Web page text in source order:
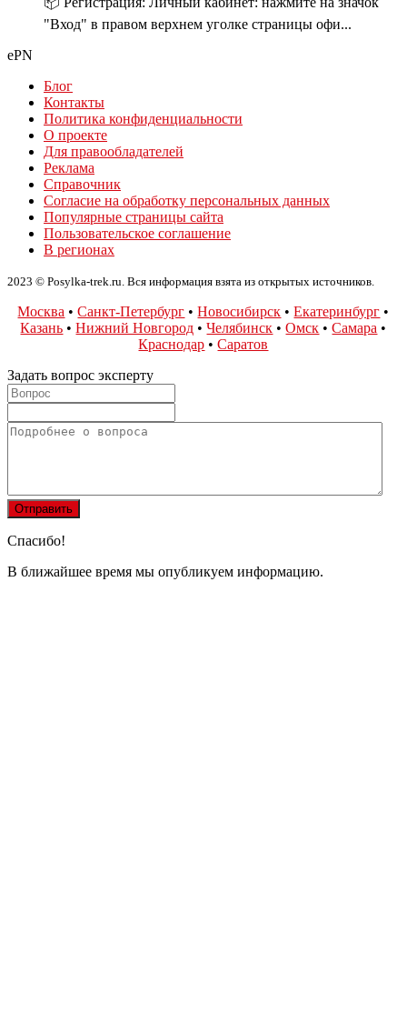
"Вход" в правом верхнем уголке страницы офи...
ePN
Блог
Контакты
Политика конфиденциальности
О проекте
Для правообладателей
Реклама
Справочник
Согласие на обработку персональных данных
Популярные страницы сайта
Пользовательское соглашение
В регионах
2023 © Posylka-trek.ru. Вся информация взята из открытых источников.
Москва •Санкт-Петербург •Новосибирск •Екатеринбург •
Казань •Нижний Новгород •Челябинск •Омск •Самара •
Краснодар •Саратов
Задать вопрос эксперту
Спасибо!
В ближайшее время мы опубликуем информацию.